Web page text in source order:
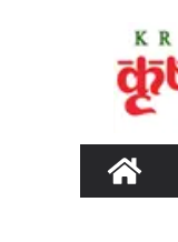
content